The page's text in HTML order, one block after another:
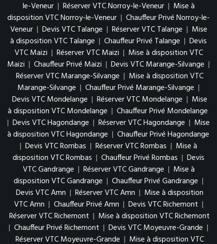
le-Veneur | Réserver VTC Norroy-le-Veneur | Mise à
disposition VTC Norroy-le-Veneur | Chauffeur Privé Norroy-le-
Veneur | Devis VTC Talange | Réserver VTC Talange | Mise
à disposition VTC Talange | Chauffeur Privé Talange | Devis
VTC Maizi | Réserver VTC Maizi | Mise à disposition VTC
Maizi | Chauffeur Privé Maizi | Devis VTC Marange-Silvange |
Réserver VTC Marange-Silvange | Mise à disposition VTC
Marange-Silvange | Chauffeur Privé Marange-Silvange |
Devis VTC Mondelange | Réserver VTC Mondelange | Mise
à disposition VTC Mondelange | Chauffeur Privé Mondelange
| Devis VTC Hagondange | Réserver VTC Hagondange | Mise
à disposition VTC Hagondange | Chauffeur Privé Hagondange
| Devis VTC Rombas | Réserver VTC Rombas | Mise à
disposition VTC Rombas | Chauffeur Privé Rombas | Devis
VTC Gandrange | Réserver VTC Gandrange | Mise à
disposition VTC Gandrange | Chauffeur Privé Gandrange |
Devis VTC Amn | Réserver VTC Amn | Mise à disposition
VTC Amn | Chauffeur Privé Amn | Devis VTC Richemont |
Réserver VTC Richemont | Mise à disposition VTC Richemont
| Chauffeur Privé Richemont | Devis VTC Moyeuvre-Grande |
Réserver VTC Moyeuvre-Grande | Mise à disposition VTC